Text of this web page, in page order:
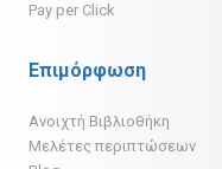
Pay per Click
Επιμόρφωση
Ανοιχτή Βιβλιοθήκη
Μελέτες περιπτώσεων